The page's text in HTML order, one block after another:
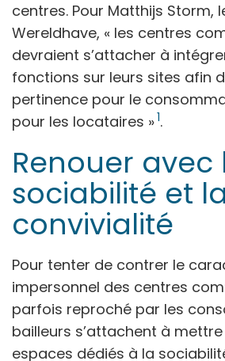
centres. Pour Matthijs Storm,
Wereldhave, « les centres
devraient s’attacher à
fonctions sur leurs sites afin
pertinence pour le
pour les locataires »1.
Renouer avec
sociabilité et la
convivialité
Pour tenter de contrer le
impersonnel des centres
parfois reproché par les
bailleurs s’attachent à
espaces dédiés à la